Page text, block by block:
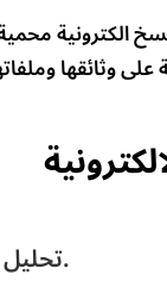
الكترونية
وثائقها
تحليل وضبط عمليات تدفق الوثائق والمستندات.